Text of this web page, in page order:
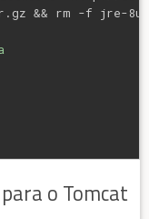
&& rm -f jre-
o Tomcat